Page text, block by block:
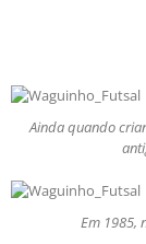
Ainda quando
Em 1985,